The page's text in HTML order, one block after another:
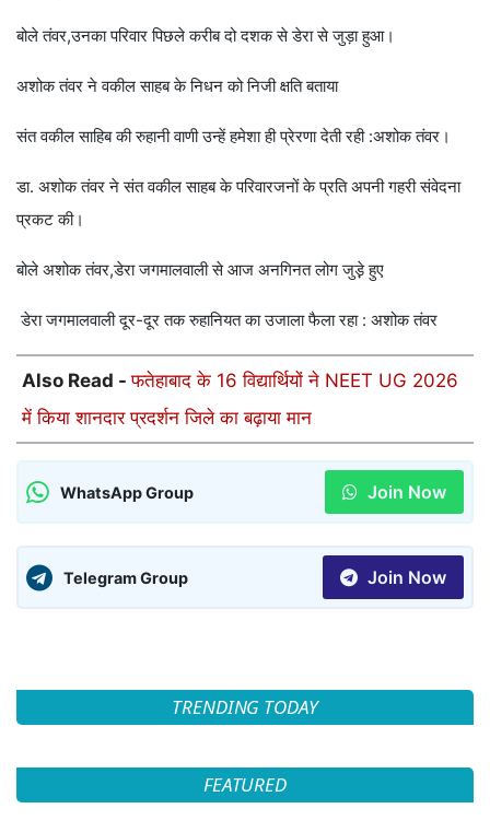
बोले तंवर,उनका परिवार पिछले करीब दो दशक से डेरा से जुड़ा हुआ।
अशोक तंवर ने वकील साहब के निधन को निजी क्षति बताया
संत वकील साहिब की रुहानी वाणी उन्हें हमेशा ही प्रेरणा देती रही :अशोक तंवर।
डा. अशोक तंवर ने संत वकील साहब के परिवारजनों के प्रति अपनी गहरी संवेदना
प्रकट की।
बोले अशोक तंवर,डेरा जगमालवाली से आज अनगिनत लोग जुड़़े हुए
डेरा जगमालवाली दूर-दूर तक रुहानियत का उजाला फैला रहा : अशोक तंवर
Also Read -फतेहाबाद के 16 विद्यार्थियों ने NEET UG 2026
में किया शानदार प्रदर्शन जिले का बढ़ाया मान
WhatsApp Group Join Now
Telegram Group Join Now
TRENDING TODAY
FEATURED